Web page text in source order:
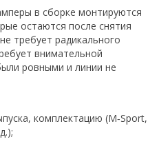
в сборке монтируются
остаются после снятия
требует радикального
внимательной
ровными и линии не
комплектацию (M‑Sport,